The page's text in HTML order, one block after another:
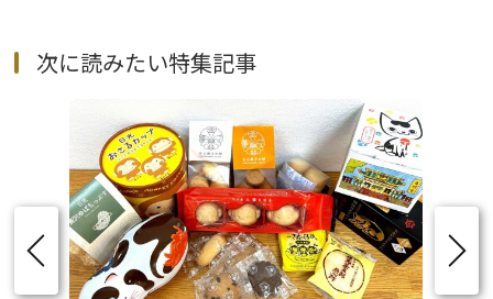
次に読みたい特集記事